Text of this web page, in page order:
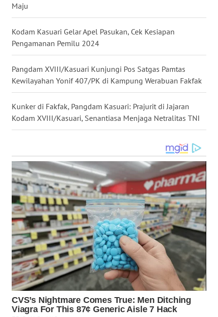
Maju
Kodam Kasuari Gelar Apel Pasukan, Cek Kesiapan
Pengamanan Pemilu 2024
Pangdam XVIII/Kasuari Kunjungi Pos Satgas Pamtas
Kewilayahan Yonif 407/PK di Kampung Werabuan Fakfak
Kunker di Fakfak, Pangdam Kasuari: Prajurit di Jajaran
Kodam XVIII/Kasuari, Senantiasa Menjaga Netralitas TNI
WN
DAIRI
WN
DANAU
TOBA
WN
NIAS
WN
WN
TAPANULI
SELATAN
WN
TANJUNG
LESUNG
WN
KARO
WN
SIMALUNGUN